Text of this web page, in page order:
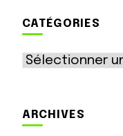
CATÉGORIES
Catégories
ARCHIVES